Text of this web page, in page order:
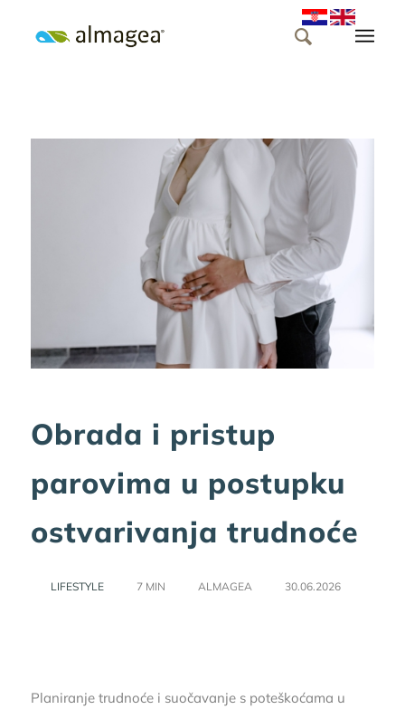
Obrada i pristup
parovima u postupku
ostvarivanja trudnoće
LIFESTYLE 7 MIN ALMAGEA 30.06.2026
Planiranje trudnoće i suočavanje s poteškoćama u